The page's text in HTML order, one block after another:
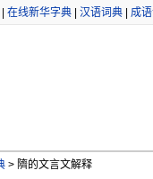
在线新华字典| 汉语词典| 成
>隮的文言文解释